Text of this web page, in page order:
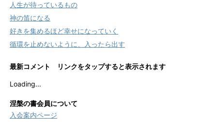
人生が待っているもの
神の笛になる
好きを集めるほど幸せになっていく
循環を止めないように、入ったら出す
最新コメント リンクをタップすると表示されます
Loading...
涅槃の書会員について
入会案内ページ